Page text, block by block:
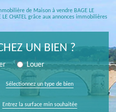
de Maison à vendre BAGE LE
LE CHATEL grâce aux annonces immobilières
UN BIEN ?
Louer
Sélectionnez un type de bien